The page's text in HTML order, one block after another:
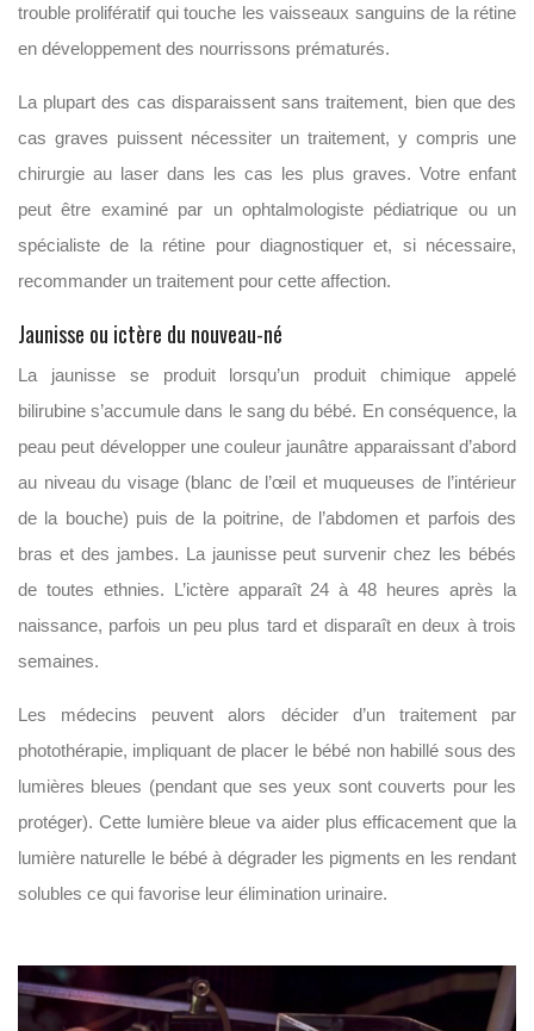
trouble prolifératif qui touche les vaisseaux sanguins de la rétine
en développement des nourrissons prématurés.
La plupart des cas disparaissent sans traitement, bien que des
cas graves puissent nécessiter un traitement, y compris une
chirurgie au laser dans les cas les plus graves. Votre enfant
peut être examiné par un ophtalmologiste pédiatrique ou un
spécialiste de la rétine pour diagnostiquer et, si nécessaire,
recommander un traitement pour cette affection.
Jaunisse ou ictère du nouveau-né
La jaunisse se produit lorsqu’un produit chimique appelé
bilirubine s’accumule dans le sang du bébé. En conséquence, la
peau peut développer une couleur jaunâtre apparaissant d’abord
au niveau du visage (blanc de l’œil et muqueuses de l’intérieur
de la bouche) puis de la poitrine, de l’abdomen et parfois des
bras et des jambes. La jaunisse peut survenir chez les bébés
de toutes ethnies. L’ictère apparaît 24 à 48 heures après la
naissance, parfois un peu plus tard et disparaît en deux à trois
semaines.
Les médecins peuvent alors décider d’un traitement par
photothérapie, impliquant de placer le bébé non habillé sous des
lumières bleues (pendant que ses yeux sont couverts pour les
protéger). Cette lumière bleue va aider plus efficacement que la
lumière naturelle le bébé à dégrader les pigments en les rendant
solubles ce qui favorise leur élimination urinaire.